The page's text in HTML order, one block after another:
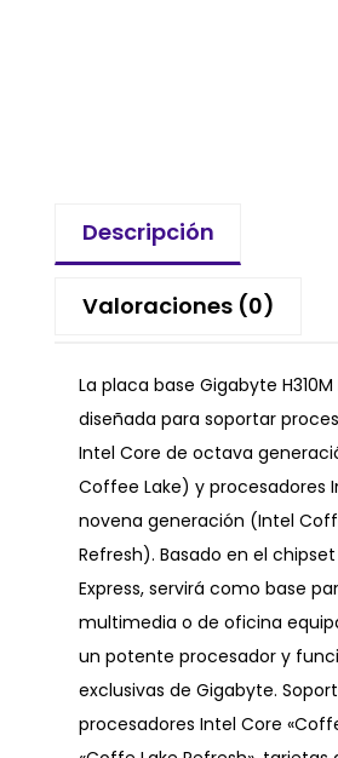
Descripción
Valoraciones (0)
La placa base Gigabyte H310M
diseñada para soportar
Intel Core de octava
Coffee Lake) y procesadores
novena generación (Intel
Refresh). Basado en el chipset
Express, servirá como base
multimedia o de oficina
un potente procesador y
exclusivas de Gigabyte.
procesadores Intel Core